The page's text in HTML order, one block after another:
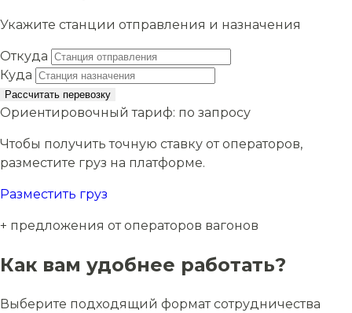
Укажите станции отправления и назначения
Откуда
Куда
Рассчитать перевозку
Ориентировочный тариф: по запросу
Чтобы получить точную ставку от операторов,
разместите груз на платформе.
Разместить груз
+ предложения от операторов вагонов
Как вам удобнее работать?
Выберите подходящий формат сотрудничества